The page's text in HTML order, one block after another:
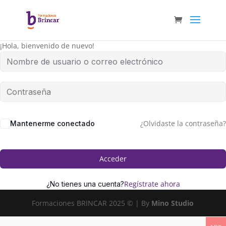
¡Hola, bienvenido de nuevo!
Mantenerme conectado ¿Olvidaste la contraseña?
Acceder
¿No tienes una cuenta?Regístrate ahora
Formaciones BRINCAR 2025 © | By Mino Studio